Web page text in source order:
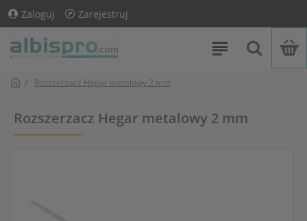
Zaloguj Zarejestruj
Rozszerzacz Hegar metalowy 2 mm
Rozszerzacz Hegar metalowy 2 mm